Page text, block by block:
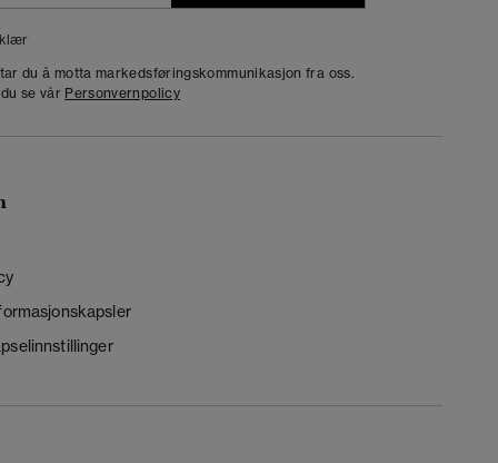
du å motta markedsføringskommunikasjon fra oss.
se vår Personvernpolicy